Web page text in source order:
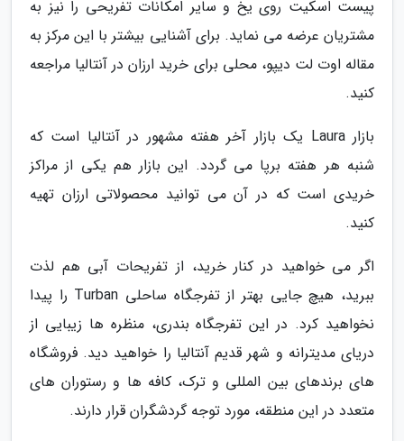
پیست اسکیت روی یخ و سایر امکانات تفریحی را نیز به
مشتریان عرضه می نماید. برای آشنایی بیشتر با این مرکز به
مقاله اوت لت دیپو، محلی برای خرید ارزان در آنتالیا مراجعه
کنید.
بازار Laura یک بازار آخر هفته مشهور در آنتالیا است که
شنبه هر هفته برپا می گردد. این بازار هم یکی از مراکز
خریدی است که در آن می توانید محصولاتی ارزان تهیه
کنید.
اگر می خواهید در کنار خرید، از تفریحات آبی هم لذت
ببرید، هیچ جایی بهتر از تفرجگاه ساحلی Turban را پیدا
نخواهید کرد. در این تفرجگاه بندری، منظره ها زیبایی از
دریای مدیترانه و شهر قدیم آنتالیا را خواهید دید. فروشگاه
های برندهای بین المللی و ترک، کافه ها و رستوران های
متعدد در این منطقه، مورد توجه گردشگران قرار دارند.